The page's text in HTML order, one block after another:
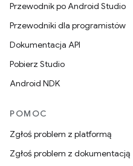
Przewodnik po Android Studio
Przewodniki dla programistów
Dokumentacja API
Pobierz Studio
Android NDK
POMOC
Zgłoś problem z platformą
Zgłoś problem z dokumentacją